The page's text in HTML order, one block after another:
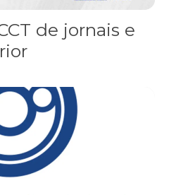
de jornais e
à TV TEM, denunciada de cometer